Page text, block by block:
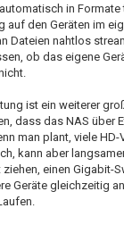
in
auf den Geräten im
Dateien nahtlos
ob das eigene
ist ein weiterer
dass das NAS über
man plant, viele HD-
kann aber
einen Gigabit-
Geräte gleichzeitig